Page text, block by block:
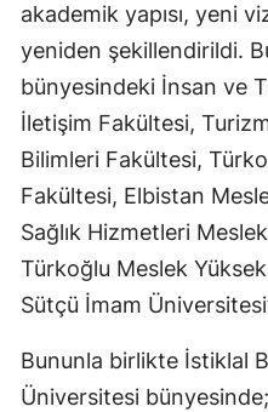
akademik yapısı, yeni
yeniden şekillendirildi.
bünyesindeki İnsan ve
İletişim Fakültesi,
Bilimleri Fakültesi,
Fakültesi, Elbistan
Sağlık Hizmetleri
Türkoğlu Meslek
Sütçü İmam
Bununla birlikte İstiklal
Üniversitesi